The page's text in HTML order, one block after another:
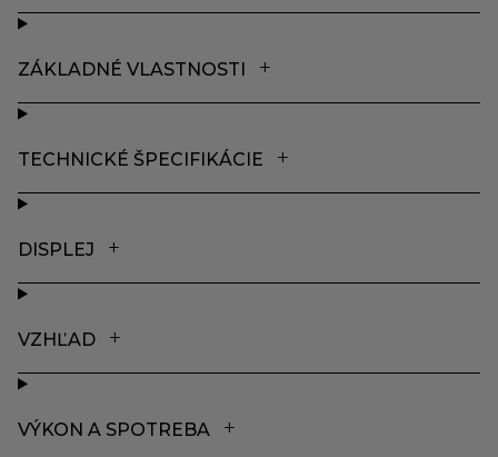
ZÁKLADNÉ VLASTNOSTI
TECHNICKÉ ŠPECIFIKÁCIE
DISPLEJ
VZHĽAD
VÝKON A SPOTREBA